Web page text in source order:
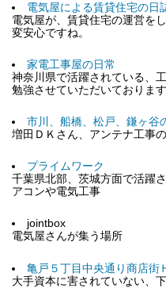
電気屋による賃貸住宅の日
電気屋が、賃貸住宅の運営を
変安心ですね。
家電工事屋の日常
神奈川県で活躍されている、
勉強させていただいております
市川、船橋、松戸、鎌ヶ谷
増田ＤＫさん、アンテナ工事
プライムワーク
千葉県北部、茨城方面で活躍
アコンや電気工事
jointbox
電気屋さんが集う場所
亀戸５丁目中央通り商店街
大手資本に害されていない、